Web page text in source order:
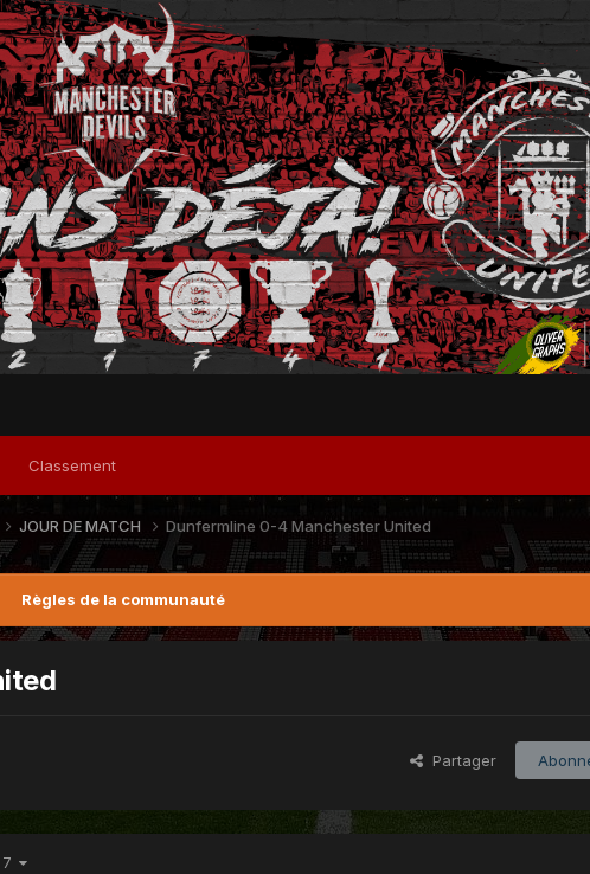
Classement
JOUR DE MATCH Dunfermline 0-4 Manchester United
Règles de la communauté
Partager
7